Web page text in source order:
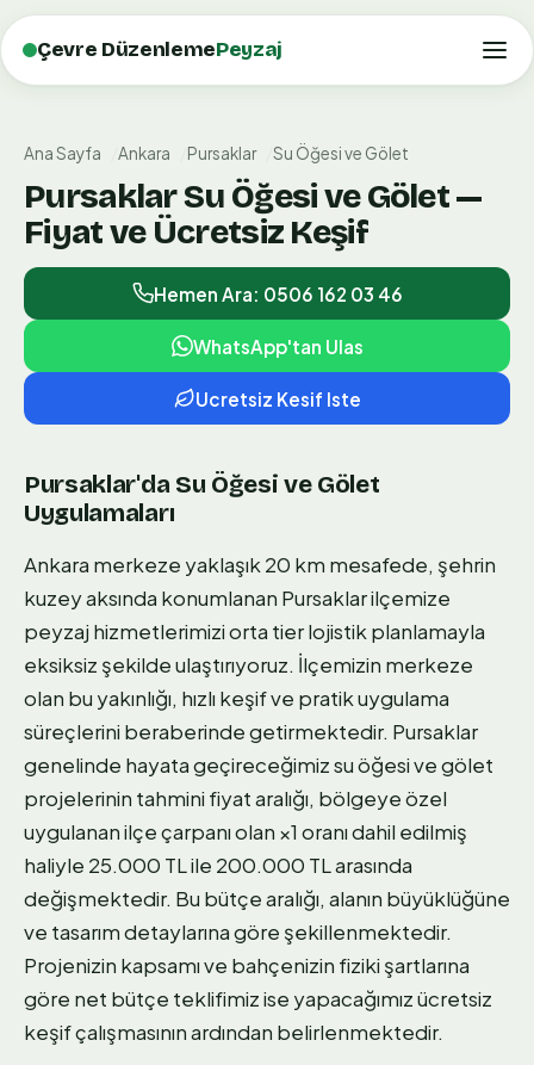
Çevre DüzenlemePeyzaj
Ana Sayfa Ankara Pursaklar Su Öğesi ve Gölet
Pursaklar Su Öğesi ve Gölet —
Fiyat ve Ücretsiz Keşif
Hemen Ara: 0506 162 03 46
WhatsApp'tan Ulas
Ucretsiz Kesif Iste
Pursaklar'da Su Öğesi ve Gölet
Uygulamaları
Ankara merkeze yaklaşık 20 km mesafede, şehrin
kuzey aksında konumlanan Pursaklar ilçemize
peyzaj hizmetlerimizi orta tier lojistik planlamayla
eksiksiz şekilde ulaştırıyoruz. İlçemizin merkeze
olan bu yakınlığı, hızlı keşif ve pratik uygulama
süreçlerini beraberinde getirmektedir. Pursaklar
genelinde hayata geçireceğimiz su öğesi ve gölet
projelerinin tahmini fiyat aralığı, bölgeye özel
uygulanan ilçe çarpanı olan ×1 oranı dahil edilmiş
haliyle 25.000 TL ile 200.000 TL arasında
değişmektedir. Bu bütçe aralığı, alanın büyüklüğüne
ve tasarım detaylarına göre şekillenmektedir.
Projenizin kapsamı ve bahçenizin fiziki şartlarına
göre net bütçe teklifimiz ise yapacağımız ücretsiz
keşif çalışmasının ardından belirlenmektedir.